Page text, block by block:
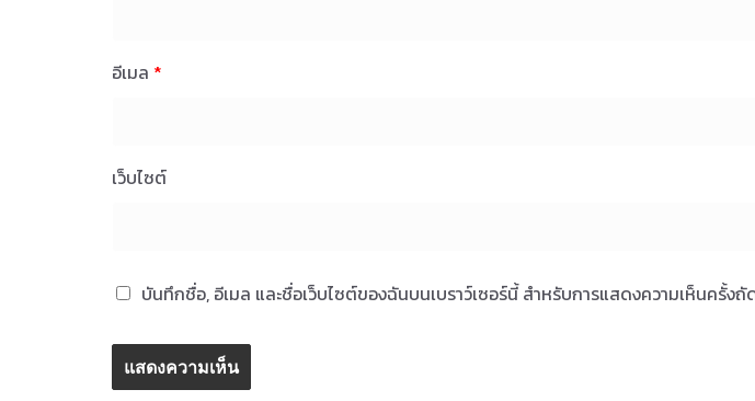
อีเมล *
เว็บไซต์
บันทึกชื่อ, อีเมล และชื่อเว็บไซต์ของฉันบนเบราว์เซอร์นี้ สำหรับการแสดงความเห็นครั้งถั